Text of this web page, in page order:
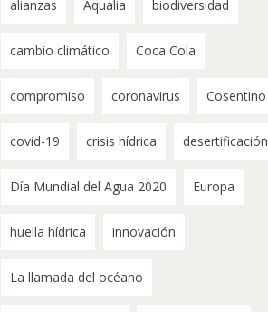
alianzas Aqualia biodiversidad
cambio climático Coca Cola
compromiso coronavirus Cosentino
covid-19 crisis hídrica desertificación
Día Mundial del Agua 2020 Europa
huella hídrica innovación
La llamada del océano